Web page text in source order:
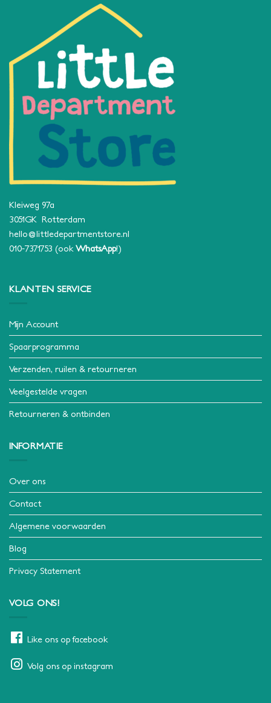
Kleiweg 97a
3051GK Rotterdam
hello@littledepartmentstore.nl
010-7371753 (ook WhatsApp!)
KLANTEN SERVICE
Mijn Account
Spaarprogramma
Verzenden, ruilen & retourneren
Veelgestelde vragen
Retourneren & ontbinden
INFORMATIE
Over ons
Contact
Algemene voorwaarden
Blog
Privacy Statement
VOLG ONS!
Like ons op facebook
Volg ons op instagram